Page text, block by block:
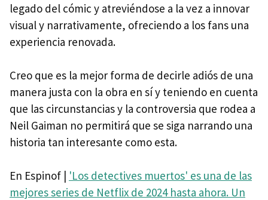
legado del cómic y atreviéndose a la vez a innovar
visual y narrativamente, ofreciendo a los fans una
experiencia renovada.
Creo que es la mejor forma de decirle adiós de una
manera justa con la obra en sí y teniendo en cuenta
que las circunstancias y la controversia que rodea a
Neil Gaiman no permitirá que se siga narrando una
historia tan interesante como esta.
En Espinof | 'Los detectives muertos' es una de las
mejores series de Netflix de 2024 hasta ahora. Un